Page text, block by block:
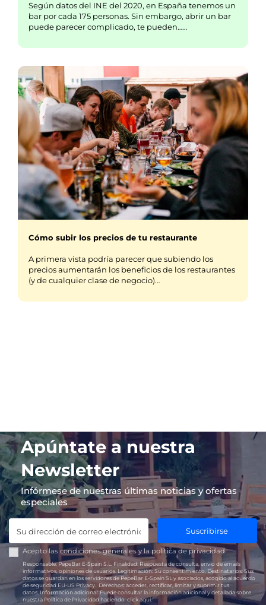
Según datos del INE del 2020, en España tenemos un
bar por cada 175 personas. Sin embargo, abrir un bar
puede parecer complicado, te pueden……
Cómo subir los precios de tu restaurante
A primera vista podría parecer que subiendo los
precios aumentarán los beneficios de los restaurantes
(y de cualquier clase de negocio)…
Apúntate a nuestra
Newsletter
Infórmese de nuestras últimas noticias y ofertas
especiales
Suscribirse
Acepto las condiciones generales y lapolítica de privacidad
Responsable:PepeBar E-Spain S.L. Finalidad: Respuesta de consulta, envío de emails
informativos, opiniones de usuarios. Legitimación: Su consentimiento. Destinatarios: Sus
datos se guardan en los servidores de PepeBar E-Spain SL y asociados, acogido al acuerdo
de seguridad EU-US Privacy.
Derechos: acceder, rectificar, limitar y suprimir tus
datos. Información adicional:Puede consultar la información adicional y detallada sobre
nuestra Política de Privacidad haciendoclick aquí.